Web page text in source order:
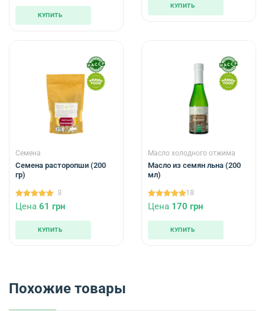
КУПИТЬ
КУПИТЬ
Семена
Семена расторопши (200
гр)
5.00
из 5
3
Цена 61 грн
КУПИТЬ
Масло холодного отжима
Масло из семян льна (200
мл)
5.00
из 5
18
Цена 170 грн
КУПИТЬ
Похожие товары